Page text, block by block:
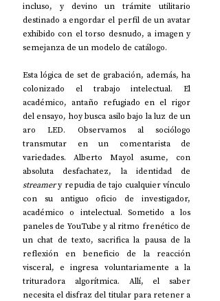
incluso, y devino un trámite utilitario
destinado a engordar el perfil de un avatar
exhibido con el torso desnudo, a imagen y
semejanza de un modelo de catálogo.
Esta lógica de set de grabación, además, ha
colonizado el trabajo intelectual. El
académico, antaño refugiado en el rigor
del ensayo, hoy busca asilo bajo la luz de un
aro LED. Observamos al sociólogo
transmutar en un comentarista de
variedades. Alberto Mayol asume, con
streamer y repudia de tajo cualquier vínculo
con su antiguo oficio de investigador,
académico o intelectual. Sometido a los
paneles de YouTube y al ritmo frenético de
un chat de texto, sacrifica la pausa de la
reflexión en beneficio de la reacción
visceral, e ingresa voluntariamente a la
trituradora algorítmica. Allí, el saber
necesita el disfraz del titular para retener a